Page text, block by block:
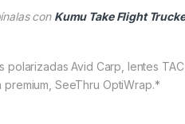
con Kumu Take Flight
polarizadas Avid Carp, lentes
premium, SeeThru OptiWrap.*